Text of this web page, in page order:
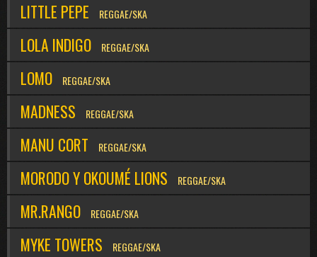
LITTLE PEPE REGGAE/SKA
LOLA INDIGO REGGAE/SKA
LOMO REGGAE/SKA
MADNESS REGGAE/SKA
MANU CORT REGGAE/SKA
MORODO Y OKOUMÉ LIONS REGGAE/SKA
MR.RANGO REGGAE/SKA
MYKE TOWERS REGGAE/SKA